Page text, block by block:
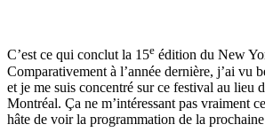
C’est ce qui conclut la 15e édition du New
Comparativement à l’année dernière, j’ai vu
et je me suis concentré sur ce festival au lieu
Montréal. Ça ne m’intéressant pas vraiment
hâte de voir la programmation de la